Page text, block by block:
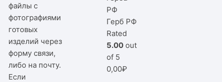
файлы с
фотографиями
готовых
изделий через
форму связи,
либо на почту.
Если
Герб РФ
Rated
5.00 out
of 5
0,00₽